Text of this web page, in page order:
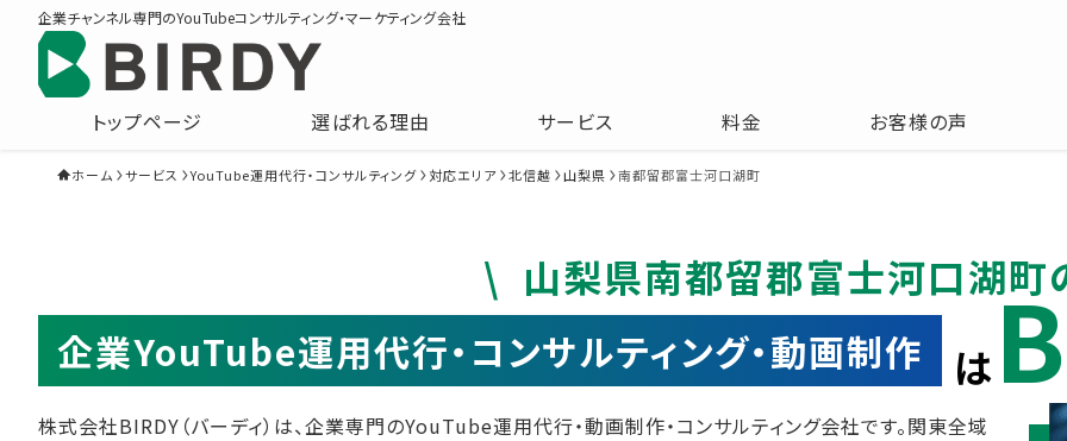
企業チャンネル専門のYouTubeコンサルティング・マーケティング会社
トップページ 選ばれる理由 サービス 料金 お客様の声
ホーム サービス YouTube運用代行・コンサルティング 対応エリア 北信越 山梨県 南都留郡富士河口湖町
山梨県南都留郡富士河口湖町
企業YouTube運用代行・コンサルティング・動画制作 は
株式会社BIRDY（バーディ）は、企業専門のYouTube運用代行・動画制作・コンサルティング会社です。関東全域